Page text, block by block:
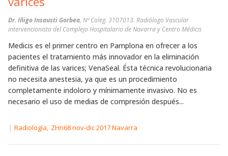
Dr. Iñigo Insausti Gorbea, Nº Coleg. 3107013. Radiólogo Vascular
intervencionista del Complejo Hospitalario de Navarra y Centro Médicis
Medicis es el primer centro en Pamplona en ofrecer a los
pacientes el tratamiento más innovador en la eliminación
definitiva de las varices; VenaSeal. Ésta técnica revolucionaria
no necesita anestesia, ya que es un procedimiento
completamente indoloro y mínimamente invasivo. No es
necesario el uso de medias de compresión después...
| Radiología, ZHn68 nov-dic 2017 Navarra